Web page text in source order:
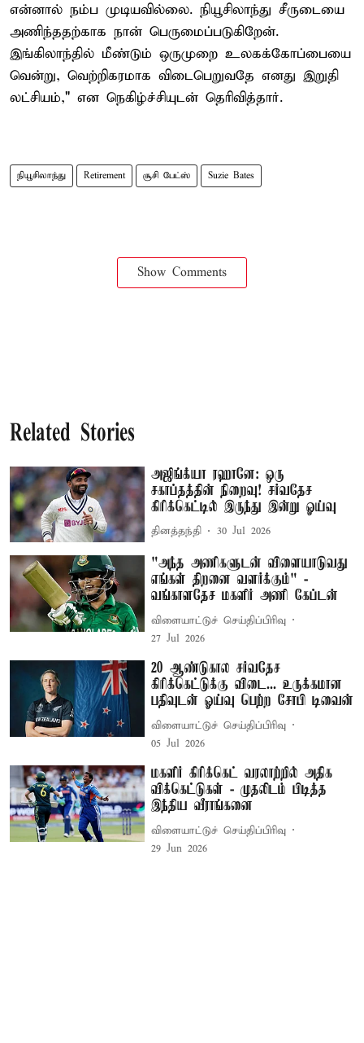
என்னால் நம்ப முடியவில்லை. நியூசிலாந்து சீருடையை
அணிந்ததற்காக நான் பெருமைப்படுகிறேன்.
இங்கிலாந்தில் மீண்டும் ஒருமுறை உலகக்கோப்பையை
வென்று, வெற்றிகரமாக விடைபெறுவதே எனது இறுதி
லட்சியம்," என நெகிழ்ச்சியுடன் தெரிவித்தார்.
நியூசிலாந்து Retirement சூசி பேட்ஸ் Suzie Bates
Show Comments
Related Stories
அஜிங்க்யா ரஹானே: ஒரு
சகாப்தத்தின் நிறைவு! சர்வதேச
கிரிக்கெட்டில் இருந்து இன்று ஓய்வு
தினத்தந்தி 30 Jul 2026
"அந்த அணிகளுடன் விளையாடுவது
எங்கள் திறனை வளர்க்கும்" -
வங்காளதேச மகளிர் அணி கேப்டன்
விளையாட்டுச் செய்திப்பிரிவு
27 Jul 2026
20 ஆண்டுகால சர்வதேச
கிரிக்கெட்டுக்கு விடை... உருக்கமான
பதிவுடன் ஓய்வு பெற்ற சோபி டிவைன்
விளையாட்டுச் செய்திப்பிரிவு
05 Jul 2026
மகளிர் கிரிக்கெட் வரலாற்றில் அதிக
விக்கெட்டுகள் - முதலிடம் பிடித்த
இந்திய வீராங்கனை
விளையாட்டுச் செய்திப்பிரிவு
29 Jun 2026